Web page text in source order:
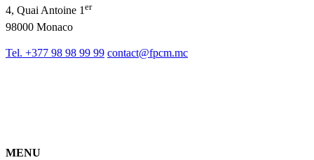
4, Quai Antoine 1 er
98000 Monaco
Tel. +377 98 98 99 99 contact@fpcm.mc
MENU